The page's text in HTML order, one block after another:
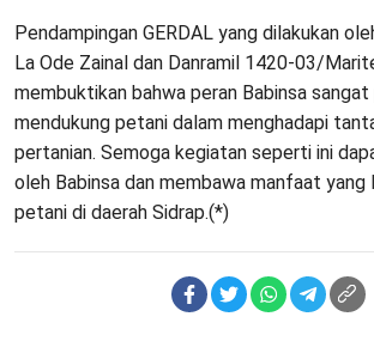
Pendampingan GERDAL yang dilakukan
La Ode Zainal dan Danramil 1420-03/
membuktikan bahwa peran Babinsa
mendukung petani dalam menghadapi
pertanian. Semoga kegiatan seperti ini
oleh Babinsa dan membawa manfaat yang
petani di daerah Sidrap.(*)